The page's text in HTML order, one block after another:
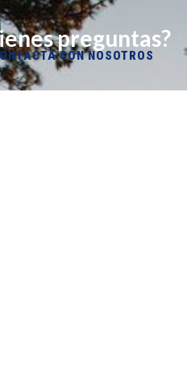
preguntas?
CON NOSOTROS